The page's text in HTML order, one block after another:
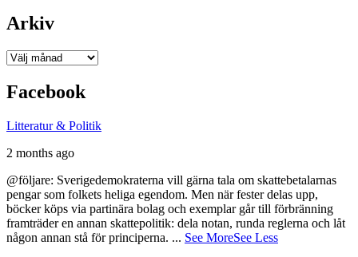
Arkiv
Arkiv
Facebook
Litteratur & Politik
2 months ago
@följare: Sverigedemokraterna vill gärna tala om skattebetalarnas
pengar som folkets heliga egendom. Men när fester delas upp,
böcker köps via partinära bolag och exemplar går till förbränning
framträder en annan skattepolitik: dela notan, runda reglerna och låt
någon annan stå för principerna. ... See MoreSee Less